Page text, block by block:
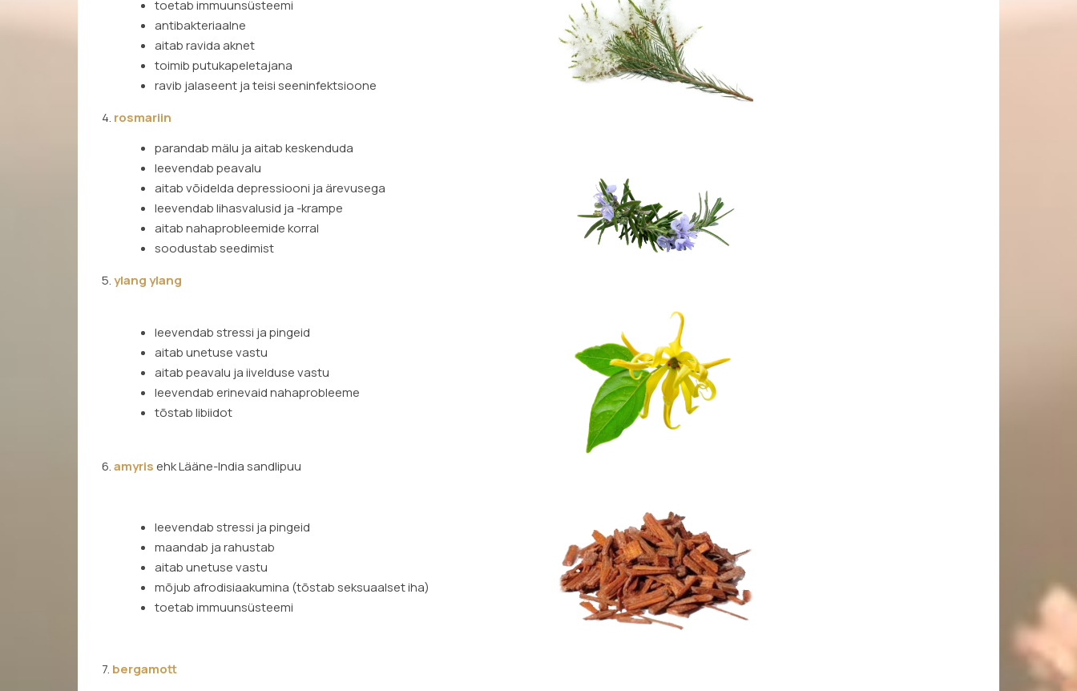
toetab immuunsüsteemi
antibakteriaalne
aitab ravida aknet
toimib putukapeletajana
ravib jalaseent ja teisi seeninfektsioone
4. rosmariin
parandab mälu ja aitab keskenduda
leevendab peavalu
aitab võidelda depressiooni ja ärevusega
leevendab lihasvalusid ja -krampe
aitab nahaprobleemide korral
soodustab seedimist
5.ylang ylang
leevendab stressi ja pingeid
aitab unetuse vastu
aitab peavalu ja iivelduse vastu
leevendab erinevaid nahaprobleeme
tõstab libiidot
6.amyris ehk Lääne-India sandlipuu
leevendab stressi ja pingeid
maandab ja rahustab
aitab unetuse vastu
mõjub afrodisiaakumina (tõstab seksuaalset iha)
toetab immuunsüsteemi
7. bergamott